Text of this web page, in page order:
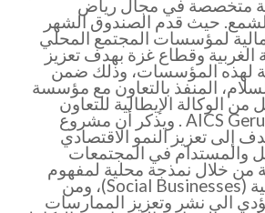
متخصصة في مجال رياض
حيث قدم الصندوق الشهر
منحة مالية لمؤسسات المجتمع المحلي
وقطاع غزة بهدف تعزيز
لهذه المؤسسات، وذلك ضمن
المنفذ بالتعاون مع مؤسسة
من الوكالة الإيطالية للتعاون
الإنمائي AICS Gerusalemme . ويذكر أن مشروع
إلى تعزيز النمو الاقتصادي
والمستدام في المجتمعات
من خلال نمذجة محلية لمفهوم
المنشآت الاجتماعية (Social Businesses)، ومن
يؤدي الى نشر وتعزيز الممارسات